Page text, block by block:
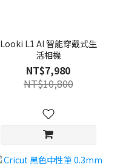
Looki L1 AI 智能穿戴式生
活相機
NT$7,980
NT$10,800